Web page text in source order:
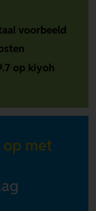
voorbeeld
op kiyoh
op met